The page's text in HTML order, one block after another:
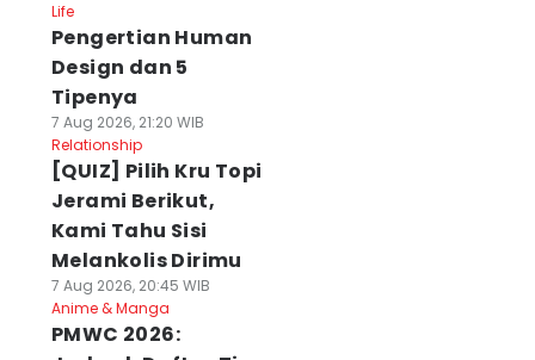
Life
Pengertian Human
Design dan 5
Tipenya
7 Aug 2026, 21:20 WIB
Relationship
[QUIZ] Pilih Kru Topi
Jerami Berikut,
Kami Tahu Sisi
Melankolis Dirimu
7 Aug 2026, 20:45 WIB
Anime & Manga
PMWC 2026: